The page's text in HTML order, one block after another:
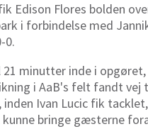
Edison Flores bolden
i forbindelse med
0.
minutter inde i
i AaB's felt fandt vej
inden Ivan Lucic fik
kunne bringe gæsterne